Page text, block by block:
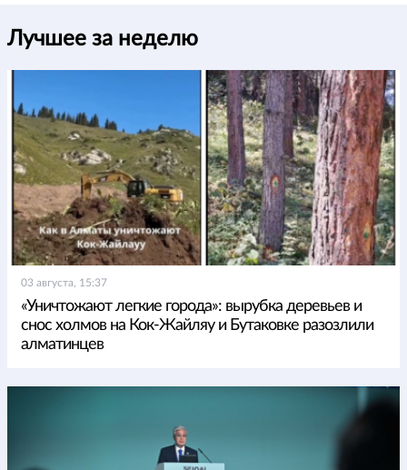
Лучшее за неделю
03 августа, 15:37
«Уничтожают легкие города»: вырубка деревьев и
снос холмов на Кок-Жайляу и Бутаковке разозлили
алматинцев